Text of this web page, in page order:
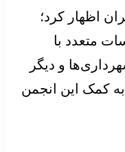
اظهار کرد؛
متعدد با
و دیگر
کمک این انجمن